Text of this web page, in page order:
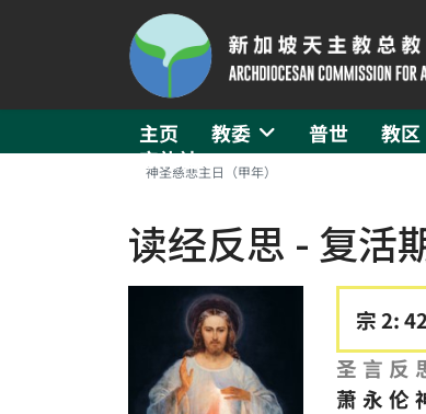
主页 教委 普世 教区
守礼社
神圣慈悲主日（甲年）
读经反思 - 复活
宗 2:
圣言反
萧永伦